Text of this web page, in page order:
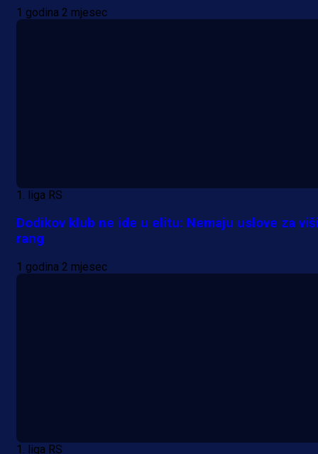
1 godina 2 mjesec
1. liga RS
Dodikov klub ne ide u elitu: Nemaju uslove za
rang
1 godina 2 mjesec
1. liga RS